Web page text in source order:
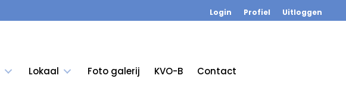
Login Profiel Uitloggen
Lokaal Foto galerij KVO-B Contact